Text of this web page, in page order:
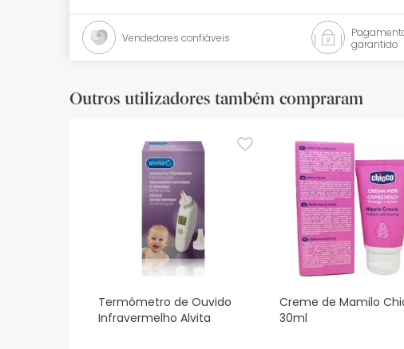
Promoções
Mais vendidos
Vendedores confiáveis
garantido
Outros utilizadores também compraram
Termómetro de Ouvido
Infravermelho Alvita
Creme de Mamilo
30ml